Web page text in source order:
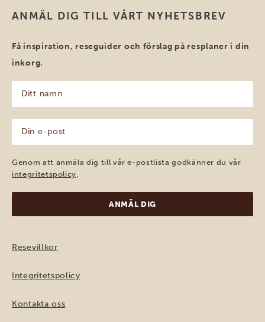
ANMÄL DIG TILL VÅRT NYHETSBREV
Få inspiration, reseguider och förslag på resplaner i din
inkorg.
namn
(Obligatoriskt)
post
(Obligatoriskt)
Genom att anmäla dig till vår e-postlista godkänner du vår
integritetspolicy.
Resevillkor
Integritetspolicy
Kontakta oss